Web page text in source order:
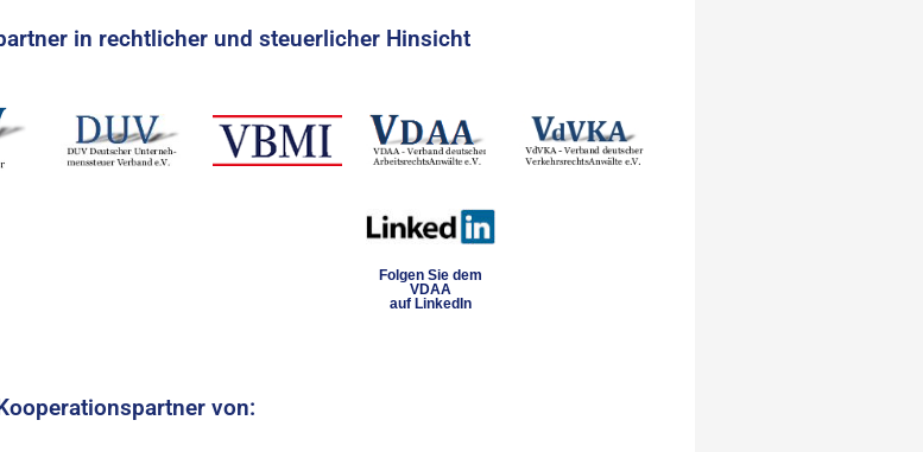
in rechtlicher und steuerlicher Hinsicht
Folgen Sie dem
VDAA
auf LinkedIn
von: